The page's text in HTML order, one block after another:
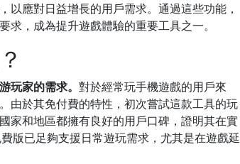
應對日益增長的用戶需求。通過這些功能，
，成為提升遊戲體驗的重要工具之一。
玩家的需求。 對於經常玩手機遊戲的用戶來
由於其免付費的特性，初次嘗試這款工具的玩
家和地區都擁有良好的用戶口碑，證明其在實
版已足夠支援日常遊玩需求，尤其是在遊戲延